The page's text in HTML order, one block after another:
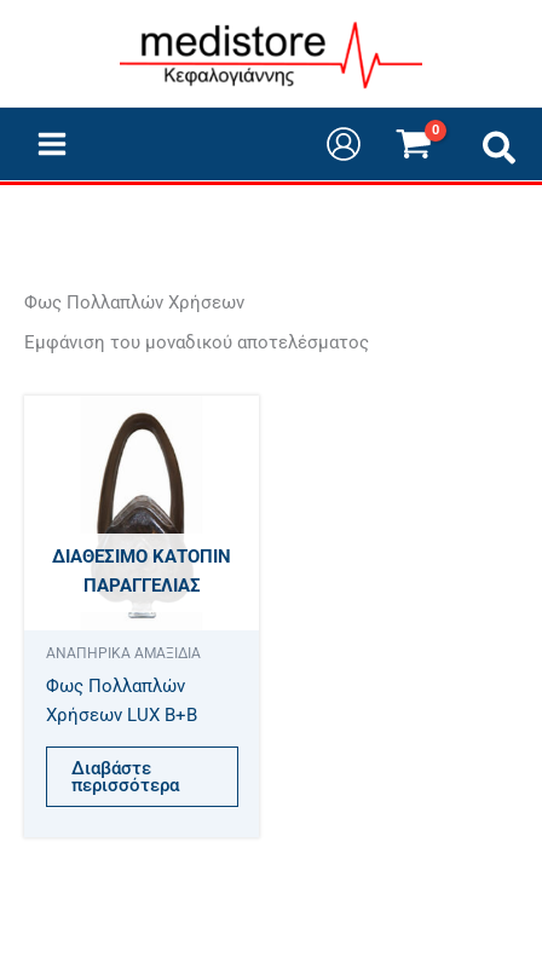
Φως Πολλαπλών Χρήσεων
Εμφάνιση του μοναδικού αποτελέσματος
ΔΙΑΘΈΣΙΜΟ ΚΑΤΌΠΙΝ
ΠΑΡΑΓΓΕΛΊΑΣ
ΑΝΑΠΗΡΙΚΑ ΑΜΑΞΙΔΙΑ
Φως Πολλαπλών
Χρήσεων LUX B+B
Διαβάστε
περισσότερα